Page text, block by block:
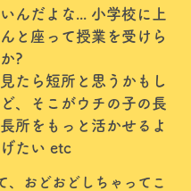
んだよな... 小学校に上
と座って授業を受けら
?
たら短所と思うかもし
、そこがウチの子の長
所をもっと活かせるよ
たい etc
、おどおどしちゃってこ